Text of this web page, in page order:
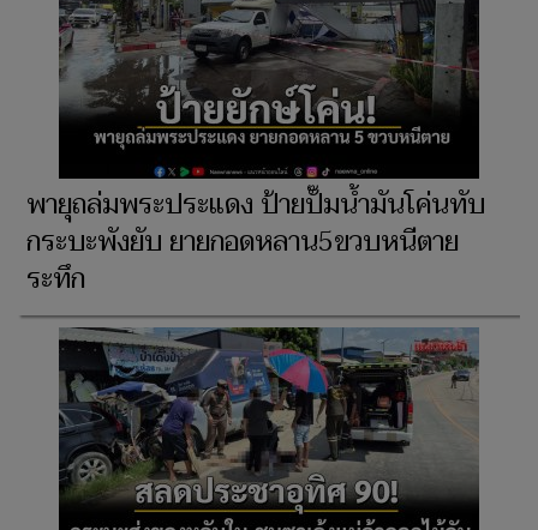
พายุถล่มพระประแดง ป้ายปั๊มน้ำมันโค่นทับ
กระบะพังยับ ยายกอดหลาน5ขวบหนีตาย
ระทึก